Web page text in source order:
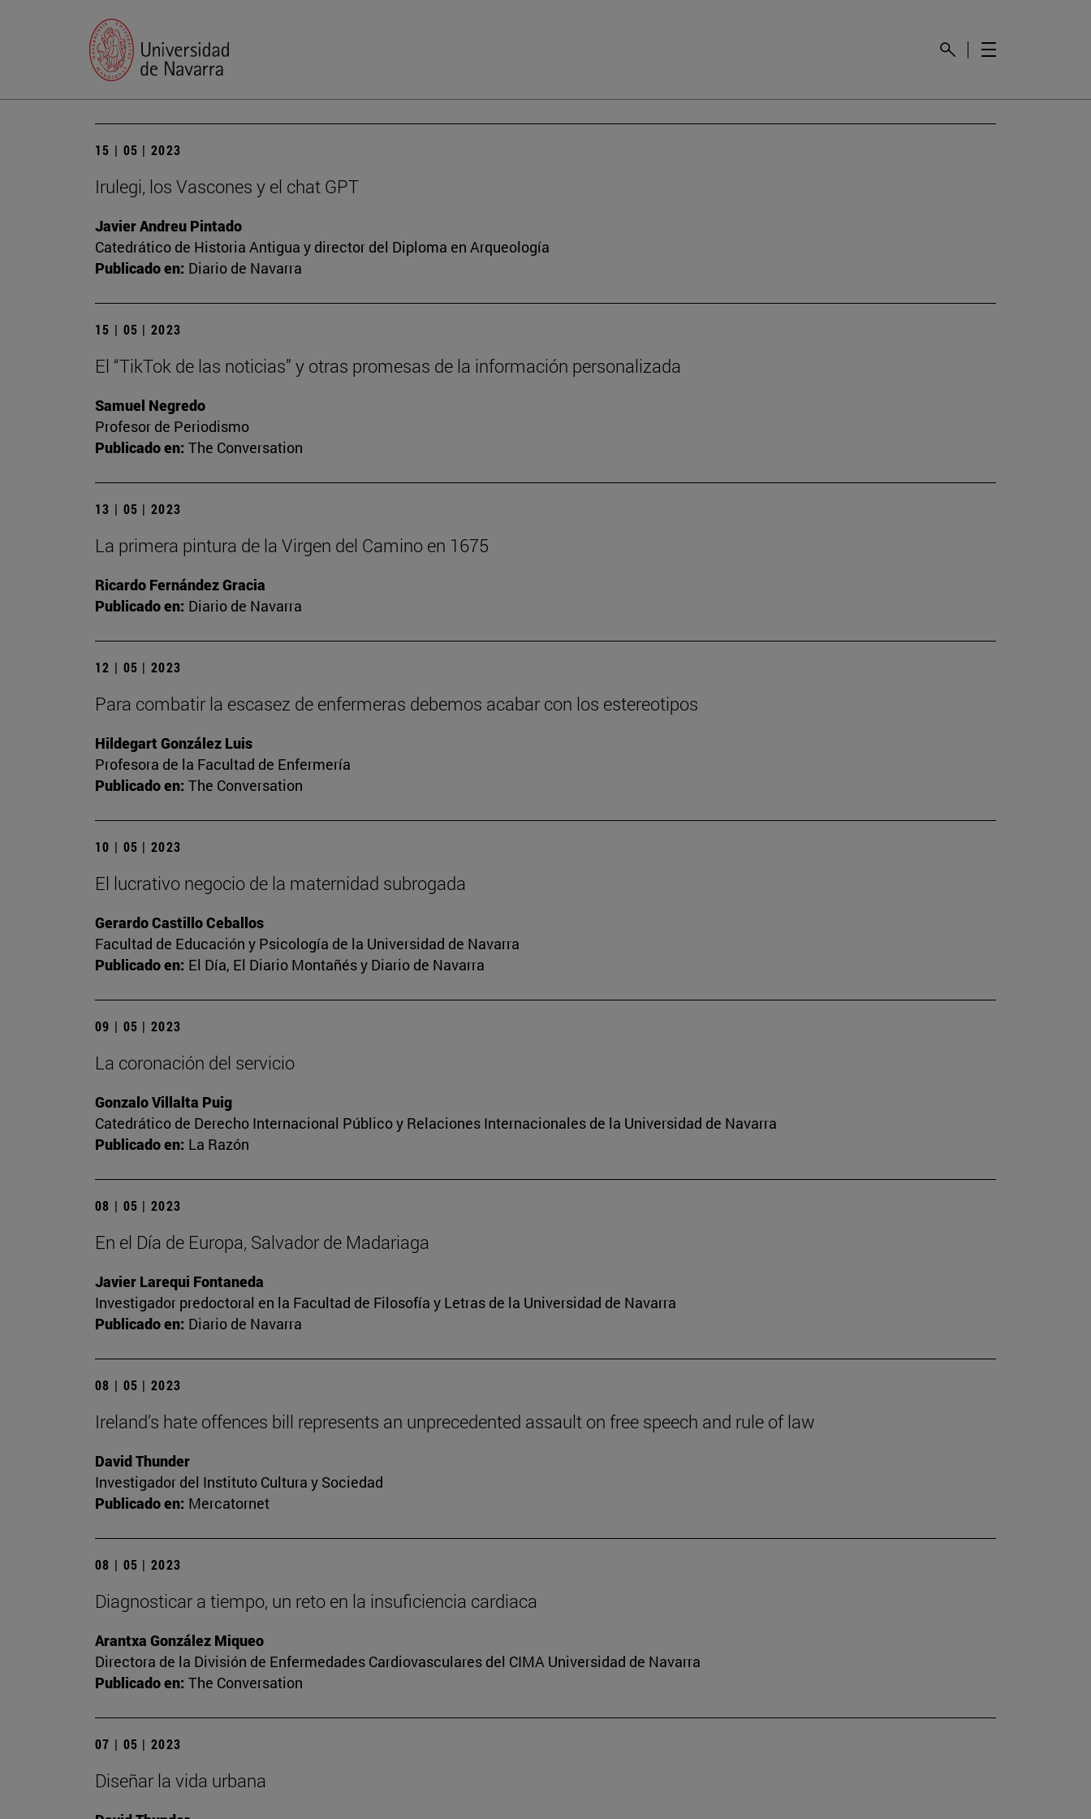
15 | 05 | 2023
Irulegi, los Vascones y el chat GPT
Javier Andreu Pintado
Catedrático de Historia Antigua y director del Diploma en Arqueología
Publicado en: Diario de Navarra
15 | 05 | 2023
El “TikTok de las noticias” y otras promesas de la información personalizada
Samuel Negredo
Profesor de Periodismo
Publicado en: The Conversation
13 | 05 | 2023
La primera pintura de la Virgen del Camino en 1675
Ricardo Fernández Gracia
Publicado en: Diario de Navarra
12 | 05 | 2023
Para combatir la escasez de enfermeras debemos acabar con los estereotipos
Hildegart González Luis
Profesora de la Facultad de Enfermería
Publicado en: The Conversation
10 | 05 | 2023
El lucrativo negocio de la maternidad subrogada
Gerardo Castillo Ceballos
Facultad de Educación y Psicología de la Universidad de Navarra
Publicado en: El Día, El Diario Montañés y Diario de Navarra
09 | 05 | 2023
La coronación del servicio
Gonzalo Villalta Puig
Catedrático de Derecho Internacional Público y Relaciones Internacionales de la Universidad de Navarra
Publicado en: La Razón
08 | 05 | 2023
En el Día de Europa, Salvador de Madariaga
Javier Larequi Fontaneda
Investigador predoctoral en la Facultad de Filosofía y Letras de la Universidad de Navarra
Publicado en: Diario de Navarra
08 | 05 | 2023
Ireland’s hate offences bill represents an unprecedented assault on free speech and rule of law
David Thunder
Investigador del Instituto Cultura y Sociedad
Publicado en: Mercatornet
08 | 05 | 2023
Diagnosticar a tiempo, un reto en la insuficiencia cardiaca
Arantxa González Miqueo
Directora de la División de Enfermedades Cardiovasculares del CIMA Universidad de Navarra
Publicado en: The Conversation
07 | 05 | 2023
Diseñar la vida urbana